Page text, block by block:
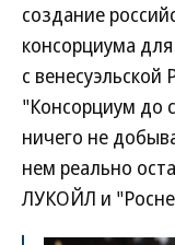
создание
консорциума
с
"Консорциум до
ничего не
нем реально
ЛУКОЙЛ и